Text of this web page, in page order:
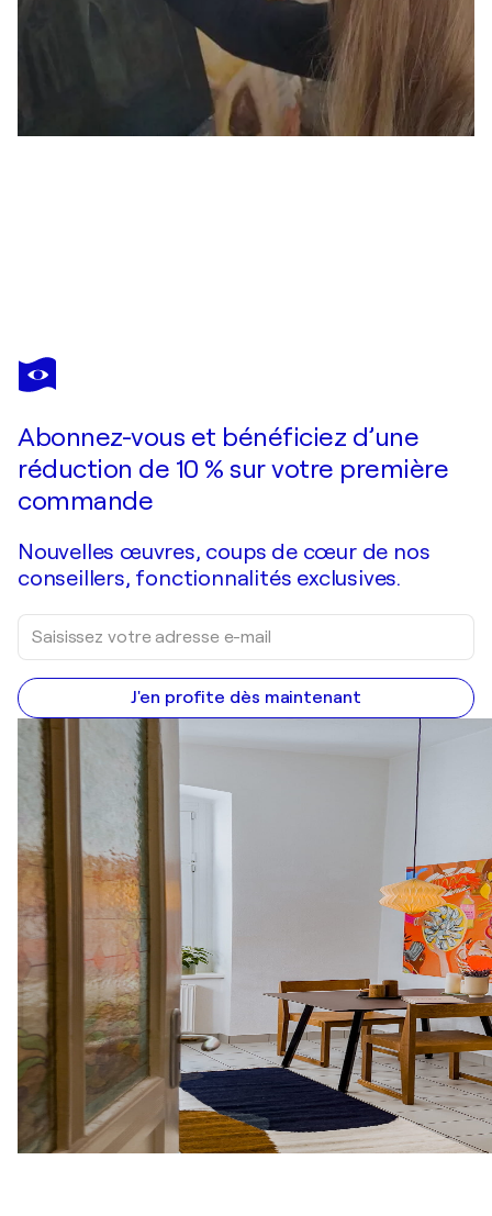
IRINA SELLER
Portrait eines Paares. Ausstellungseröffnung
Abonnez-vous et bénéficiez d’une
réduction de 10 % sur votre première
commande
Nouvelles œuvres, coups de cœur de nos
conseillers, fonctionnalités exclusives.
J'en profite dès maintenant